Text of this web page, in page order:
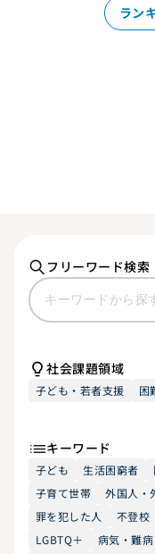
ラン
フリーワード検索
社会課題領域
子ども・若者支援 困
キーワード
子ども 生活困窮者
子育て世帯
外国人・
罪を犯した人
不登校
LGBTQ＋
病気・難病